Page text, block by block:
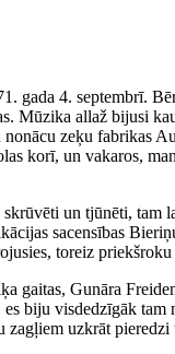
gada 4. septembrī.
Mūzika allaž bijusi
zeķu fabrikas
korī, un vakaros,
un tjūnēti,
sacensības
toreiz
gaitas, Gunāra
biju visdedzīgāk
uzkrāt